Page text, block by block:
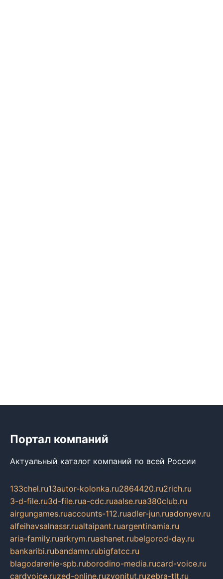
Портал компаний
Актуальный каталог компаний по всей России
133chel.ru13autor-kolonka.ru2864420.ru2rich.ru
3-d-file.ru3d-file.rua-cdc.ruaalse.rua380club.ru
airgungames.ruaccounts-112.ruadler-jun.ruadonyev.ru
alfeihavsalnassr.rualtaipant.ruargentinamia.ru
aria-family.ruarkrym.ruashanet.rubelgorod-day.ru
bankaribi.rubandamn.rubigfatcc.ru
blagodarenie-spb.ruborodino-media.rucard-voice.ru
cardvoice.ruzed-online.ruzvonitut.ruzebra-tlt.ru